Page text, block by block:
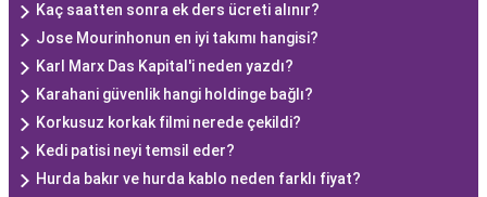
Kaç saatten sonra ek ders ücreti alınır?
Jose Mourinhonun en iyi takımı hangisi?
Karl Marx Das Kapital'i neden yazdı?
Karahani güvenlik hangi holdinge bağlı?
Korkusuz korkak filmi nerede çekildi?
Kedi patisi neyi temsil eder?
Hurda bakır ve hurda kablo neden farklı fiyat?